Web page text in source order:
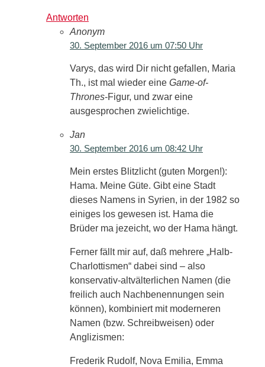
Antworten
Anonym
30. September 2016 um 07:50 Uhr
Varys, das wird Dir nicht gefallen, Maria
Th., ist mal wieder eine Game-of-
Thrones-Figur, und zwar eine
ausgesprochen zwielichtige.
Jan
30. September 2016 um 08:42 Uhr
Mein erstes Blitzlicht (guten Morgen!):
Hama. Meine Güte. Gibt eine Stadt
dieses Namens in Syrien, in der 1982 so
einiges los gewesen ist. Hama die
Brüder ma jezeicht, wo der Hama hängt.
Ferner fällt mir auf, daß mehrere „Halb-
Charlottismen“ dabei sind – also
konservativ-altvälterlichen Namen (die
freilich auch Nachbenennungen sein
können), kombiniert mit moderneren
Namen (bzw. Schreibweisen) oder
Anglizismen:
Frederik Rudolf, Nova Emilia, Emma